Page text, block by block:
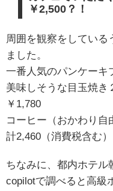
￥2,500？！
周囲を観察をしている
ました。
一番人気のパンケーキ
美味しそうな目玉焼き
￥1,780
コーヒー（おかわり自
計2,460（消費税含む）
ちなみに、都内ホテ
copilotで調べると高級